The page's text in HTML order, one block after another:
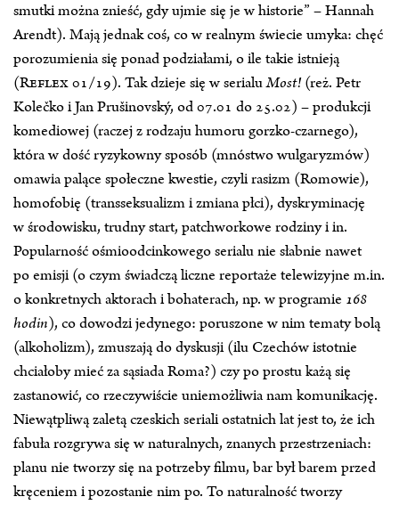
smutki można znieść, gdy ujmie się je w historie” – Hannah
Arendt). Mają jednak coś, co w realnym świecie umyka: chęć
porozumienia się ponad podziałami, o ile takie istnieją
(Reflex01/19). Tak dzieje się w serialuMost!(reż. Petr
Kolečko i Jan Prušinovský, od 07.01 do 25.02) – produkcji
komediowej (raczej z rodzaju humoru gorzko-czarnego),
która w dość ryzykowny sposób (mnóstwo wulgaryzmów)
omawia palące społeczne kwestie, czyli rasizm (Romowie),
homofobię (transseksualizm i zmiana płci), dyskryminację
w środowisku, trudny start, patch­workowe rodziny i in.
Popularność ośmioodcinkowego serialu nie słabnie nawet
po emisji (o czym świadczą liczne reportaże telewizyjne m.in.
o konkretnych aktorach i bohaterach, np. w programie 168
hodin), co dowodzi jedynego: poruszone w nim tematy bolą
(alkoholizm), zmuszają do dyskusji (ilu Czechów istotnie
chciałoby mieć za sąsiada Roma?) czy po prostu każą się
zastanowić, co rzeczywiście uniemożliwia nam komunikację.
Niewątpliwą zaletą czeskich seriali ostatnich lat jest to, że ich
fabuła rozgrywa się w naturalnych, znanych przestrzeniach:
planu nie tworzy się na potrzeby filmu, bar był barem przed
kręceniem i pozostanie nim po. To naturalność tworzy